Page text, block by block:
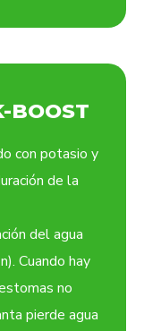
BOOST
con potasio y
de la
del agua
Cuando hay
no
pierde agua